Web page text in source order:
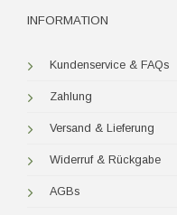
INFORMATION
Kundenservice & FAQs
Zahlung
Versand & Lieferung
Widerruf & Rückgabe
AGBs